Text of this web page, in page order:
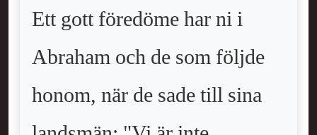
Ett gott föredöme har ni i
Abraham och de som följde
honom, när de sade till sina